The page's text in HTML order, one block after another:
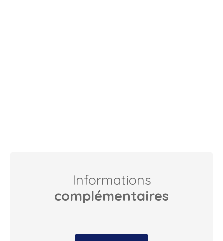
Informations
complémentaires